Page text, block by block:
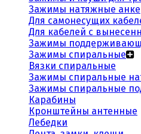
Зажимы натяжные
Для самонесущих
Для кабелей с
Зажимы
Зажимы спиральные
Вязки спиральные
Зажимы спиральные
Зажимы спиральные
Карабины
Кронштейны антенные
Лебедки